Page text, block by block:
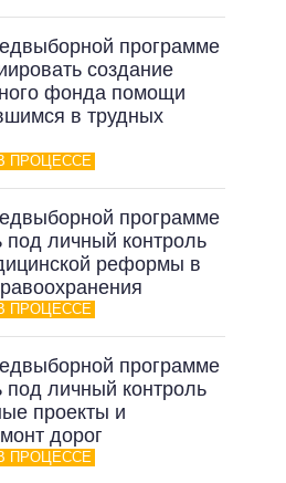
программе
создание
фонда помощи
в трудных
ПРОЦЕССЕ
программе
под личный контроль
реформы в
ПРОЦЕССЕ
программе
под личный контроль
проекты и
дорог
ПРОЦЕССЕ